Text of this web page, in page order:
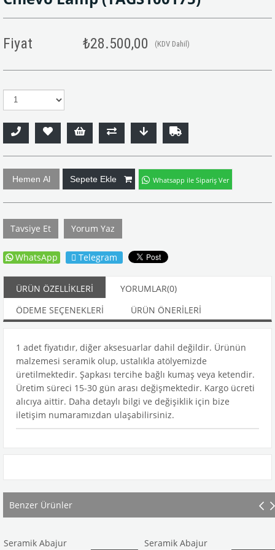
Fiyat ₺28.500,00 (KDV Dahil)
Whatsapp ile Sipariş Ver
Tavsiye Et Yorum Yaz
WhatsApp Telegram
ÜRÜN ÖZELLIKLERI YORUMLAR(0)
ÖDEME SEÇENEKLERI
ÜRÜN ÖNERILERI
1 adet fiyatıdır, diğer aksesuarlar dahil değildir. Ürünün
malzemesi seramik olup, ustalıkla atölyemizde
üretilmektedir. Şapkası tercihe bağlı kumaş veya ketendir.
Üretim süreci 15-30 gün arası değişmektedir. Kargo ücreti
alıcıya aittir. Daha detaylı bilgi ve değişiklik için bize
iletişim numaramızdan ulaşabilirsiniz.
Benzer Ürünler
Abajur Seramik Abajur